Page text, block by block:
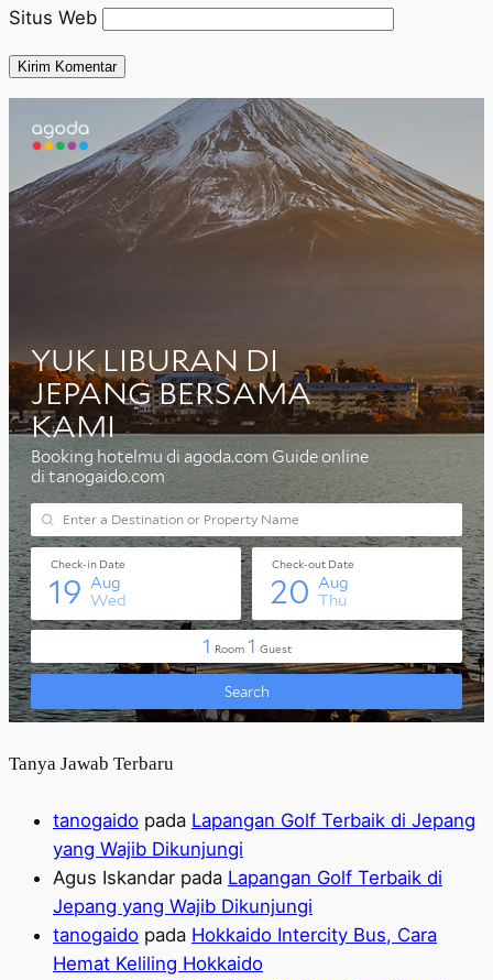
Situs Web
Tanya Jawab Terbaru
tanogaido pada Lapangan Golf Terbaik di Jepang
yang Wajib Dikunjungi
Agus Iskandar pada Lapangan Golf Terbaik di
Jepang yang Wajib Dikunjungi
tanogaido pada Hokkaido Intercity Bus, Cara
Hemat Keliling Hokkaido